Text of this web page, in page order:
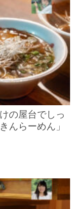
の屋台でしっ
んらーめん」